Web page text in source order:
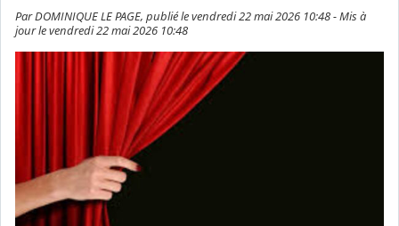
Par DOMINIQUE LE PAGE, publié le vendredi 22 mai 2026 10:48 - Mis à
jour le vendredi 22 mai 2026 10:48